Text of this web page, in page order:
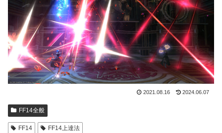
2021.08.16 2024.06.07
FF14全般
FF14 FF14上達法